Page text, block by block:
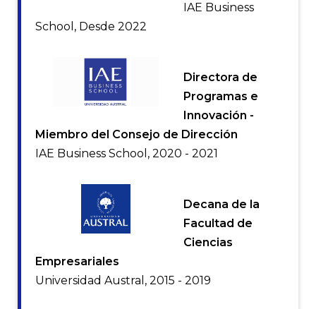
IAE Business
School, Desde 2022
Directora de
Programas e
Innovación -
Miembro del Consejo de Dirección
IAE Business School, 2020 - 2021
Decana de la
Facultad de
Ciencias
Empresariales
Universidad Austral, 2015 - 2019